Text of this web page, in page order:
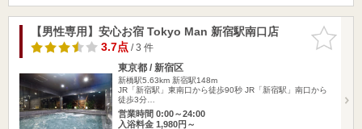
お気に入
りに追加
【男性専用】安心お宿 Tokyo Man 新宿駅南口店
3.7点/ 3 件
東京都 / 新宿区
新橋駅5.63km 新宿駅148m
JR「新宿駅」東南口から徒歩90秒 JR「新宿駅」南口から
徒歩3分…
営業時間 0:00～24:00
入浴料金 1,980円～